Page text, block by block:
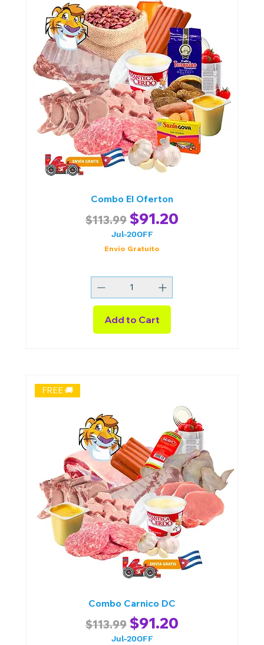
Combo El Oferton
Regular Price
$113.99 Sale Price
$91.20
Jul-20OFF
Envío Gratuito
Add to Cart
FREE 🚚
Combo Carnico DC
Regular Price
$113.99 Sale Price
$91.20
Jul-20OFF